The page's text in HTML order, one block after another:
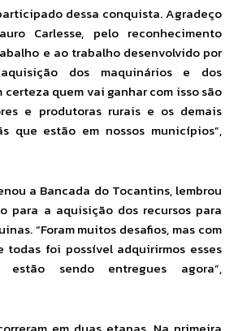
dessa conquista. Agradeço
Carlesse, pelo reconhecimento
e ao trabalho desenvolvido por
dos maquinários e dos
certeza quem vai ganhar com isso são
e produtoras rurais e os demais
que estão em nossos municípios”,
a Bancada do Tocantins, lembrou
para a aquisição dos recursos para
“Foram muitos desafios, mas com
foi possível adquirirmos esses
estão sendo entregues agora”,